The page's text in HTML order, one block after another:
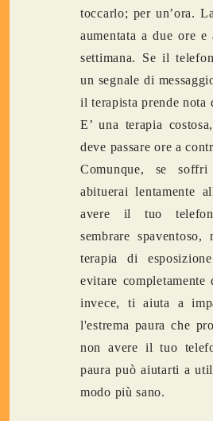
toccarlo; per un’ora.
aumentata a due ore
settimana. Se il
un segnale di
il terapista prende nota
E’ una terapia
deve passare ore a
Comunque, se
abituerai lentamente
avere il tuo
sembrare
terapia di
evitare
invece, ti aiuta a
l'estrema paura che
non avere il tuo
paura può aiutarti a
modo più sano.